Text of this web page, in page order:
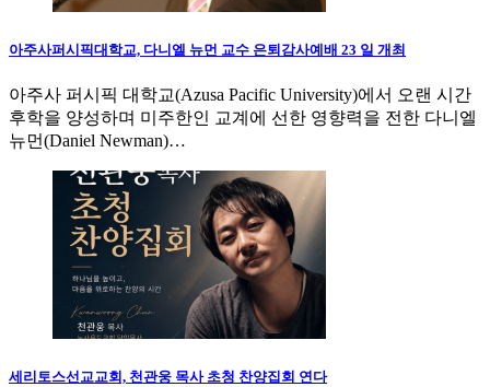
아주사퍼시픽대학교, 다니엘 뉴먼 교수 은퇴감사예배 23 일 개최
아주사 퍼시픽 대학교(Azusa Pacific University)에서 오랜 시간
후학을 양성하며 미주한인 교계에 선한 영향력을 전한 다니엘
뉴먼(Daniel Newman)…
세리토스선교교회, 천관웅 목사 초청 찬양집회 연다